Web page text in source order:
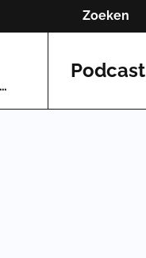
Zoeken
Podcast